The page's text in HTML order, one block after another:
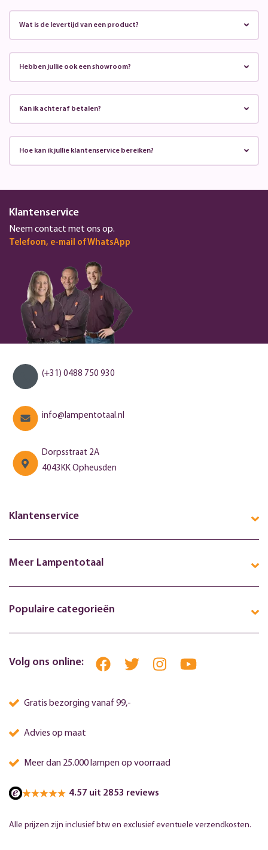
Wat is de levertijd van een product?
Hebben jullie ook een showroom?
Kan ik achteraf betalen?
Hoe kan ik jullie klantenservice bereiken?
Klantenservice
Neem contact met ons op.
Telefoon, e-mail of WhatsApp
(+31) 0488 750 930
info@lampentotaal.nl
Dorpsstraat 2A
4043KK Opheusden
Klantenservice
Meer Lampentotaal
Populaire categorieën
Volg ons online:
Gratis bezorging vanaf 99,-
Advies op maat
Meer dan 25.000 lampen op voorraad
4.57 uit 2853 reviews
Alle prijzen zijn inclusief btw en exclusief eventuele verzendkosten.